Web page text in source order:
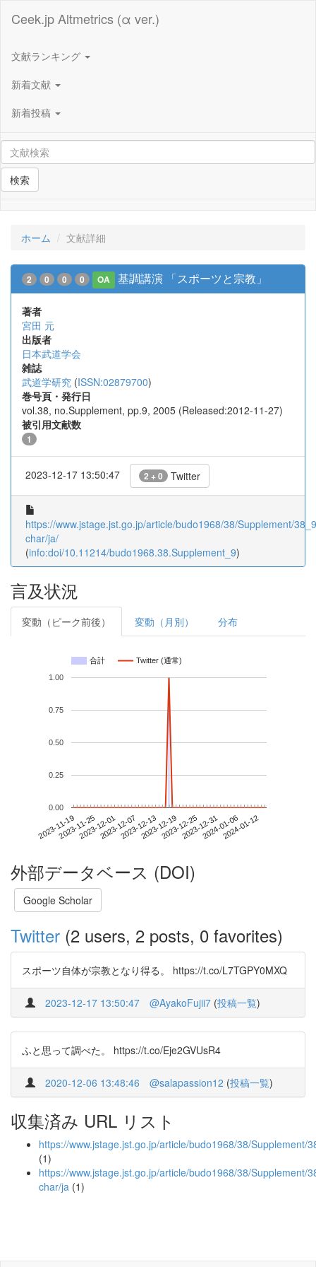
Ceek.jp Altmetrics (α ver.)
文献ランキング
新着文献
新着投稿
検索
ホーム 文献詳細
2 0 0 0 OA 基調講演 「スポーツと宗教」
著者
宮田 元
出版者
日本武道学会
雑誌
武道学研究 (ISSN:02879700)
巻号頁・発行日
vol.38, no.Supplement, pp.9, 2005 (Released:2012-11-27)
被引用文献数
1
2023-12-17 13:50:47 2 + 0 Twitter
https://www.jstage.jst.go.jp/article/budo1968/38/Supplement/
char/ja/
(info:doi/10.11214/budo1968.38.Supplement_9)
言及状況
変動（ピーク前後） 変動（月別） 分布
合計 Twitter (通常)
2023-11-192023-11-252023-12-012023-12-072023-12-132023-12-192023-12-252023-12-312024-01-062024-01-12
0.00
0.25
0.50
0.75
1.00
外部データベース (DOI)
Google Scholar
Twitter (2 users, 2 posts, 0 favorites)
スポーツ自体が宗教となり得る。 https://t.co/L7TGPY0MXQ
2023-12-17 13:50:47 @AyakoFujii7 (投稿一覧)
ふと思って調べた。 https://t.co/Eje2GVUsR4
2020-12-06 13:48:46 @salapassion12 (投稿一覧)
収集済み URL リスト
https://www.jstage.jst.go.jp/article/budo1968/38/Supplement/
(1)
https://www.jstage.jst.go.jp/article/budo1968/38/Supplement/
char/ja (1)